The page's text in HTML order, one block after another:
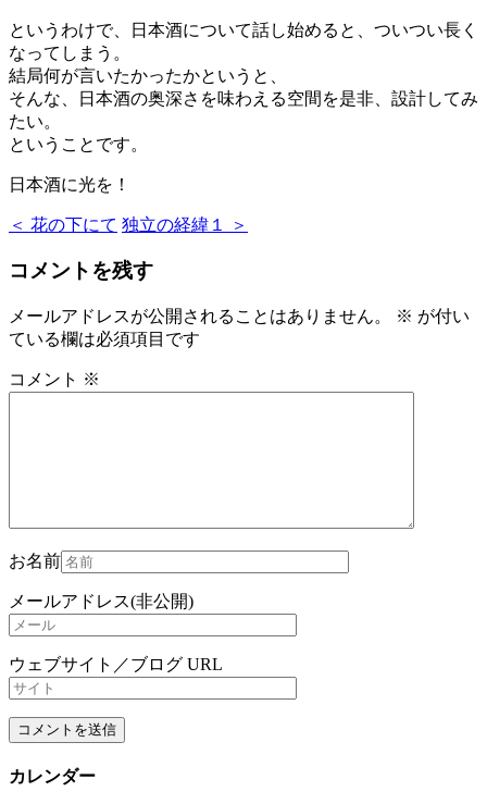
というわけで、日本酒について話し始めると、ついつい長く
なってしまう。
結局何が言いたかったかというと、
そんな、日本酒の奥深さを味わえる空間を是非、設計してみ
たい。
ということです。
日本酒に光を！
＜ 花の下にて 独立の経緯１ ＞
コメントを残す
メールアドレスが公開されることはありません。 ※ が付い
ている欄は必須項目です
コメント ※
お名前
メールアドレス(非公開)
ウェブサイト／ブログ URL
カレンダー